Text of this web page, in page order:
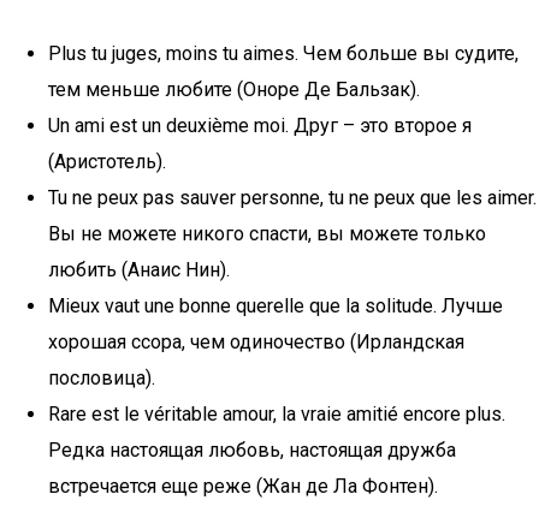
Plus tu juges, moins tu aimes. Чем больше вы судите,
тем меньше любите (Оноре Де Бальзак).
Un ami est un deuxième moi. Друг – это второе я
(Аристотель).
Tu ne peux pas sauver personne, tu ne peux que les aimer.
Вы не можете никого спасти, вы можете только
любить (Анаис Нин).
Mieux vaut une bonne querelle que la solitude. Лучше
хорошая ссора, чем одиночество (Ирландская
пословица).
Rare est le véritable amour, la vraie amitié encore plus.
Редка настоящая любовь, настоящая дружба
встречается еще реже (Жан де Ла Фонтен).